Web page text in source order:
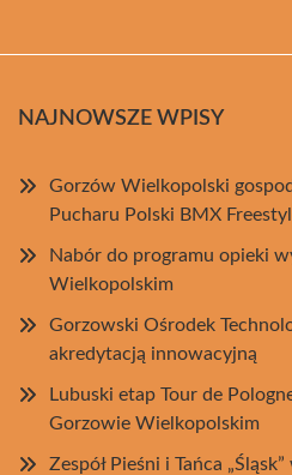
NAJNOWSZE WPISY
Gorzów Wielkopolski
Pucharu Polski BMX
Nabór do programu opieki
Wielkopolskim
Gorzowski Ośrodek
akredytacją innowacyjną
Lubuski etap Tour de
Gorzowie Wielkopolskim
Zespół Pieśni i Tańca